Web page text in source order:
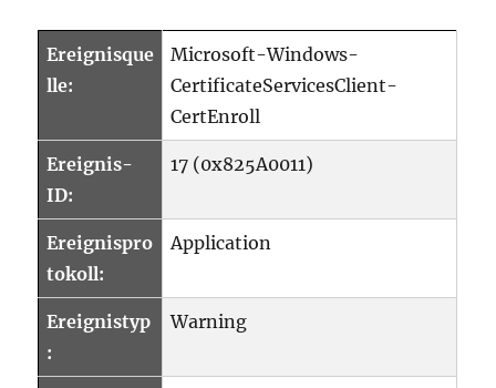
Ereignisque
lle:
Microsoft-Windows-
CertificateServicesClient-
CertEnroll
Ereignis-
ID:
17 (0x825A0011)
Ereignispro
tokoll:
Application
Ereignistyp
:
Warning